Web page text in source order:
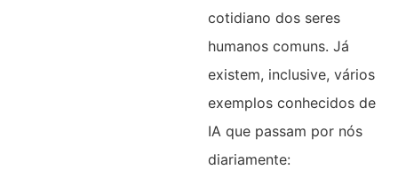
cotidiano dos seres
humanos comuns. Já
existem, inclusive, vários
exemplos conhecidos de
IA que passam por nós
diariamente: